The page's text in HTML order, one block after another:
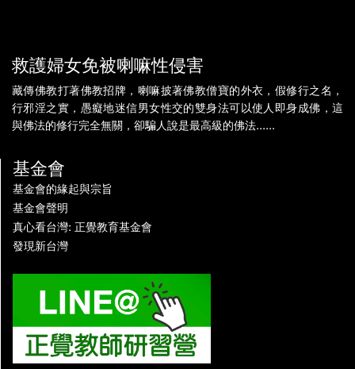
救護婦女免被喇嘛性侵害
藏傳佛教打著佛教招牌，喇嘛披著佛教僧寶的外衣，假修行之名，
行邪淫之實，愚癡地迷信男女性交的雙身法可以使人即身成佛，這
與佛法的修行完全無關，卻騙人說是最高級的佛法......
基金會
基金會的緣起與宗旨
基金會聲明
真心看台灣: 正覺教育基金會
發現新台灣